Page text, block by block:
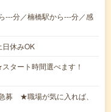
---分／楠橋駅から---分／感
休みOK
タート時間選べます！
募 ★職場が気に入れば、